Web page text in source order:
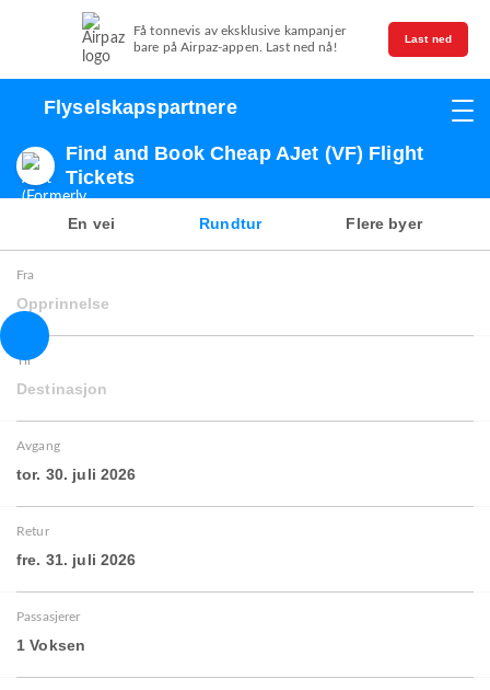
Få tonnevis av eksklusive kampanjer
bare på Airpaz-appen. Last ned nå!
Last ned
Flyselskapspartnere
Find and Book Cheap AJet (VF) Flight
Tickets
En vei Rundtur Flere byer
Fra
Opprinnelse
Til
Destinasjon
Avgang
tor. 30. juli 2026
Retur
fre. 31. juli 2026
Passasjerer
1 Voksen